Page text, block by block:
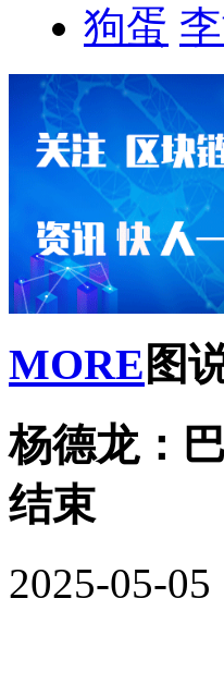
狗蛋
MORE 图
杨德龙：
结束
2025-05-05